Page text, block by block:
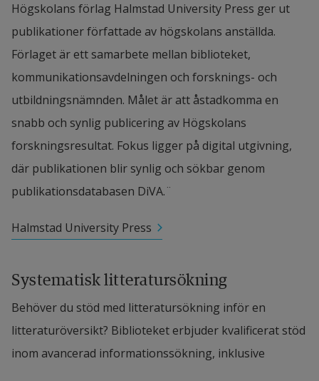
Högskolans förlag Halmstad University Press ger ut
publikationer författade av högskolans anställda.
Förlaget är ett samarbete mellan biblioteket,
kommunikationsavdelningen och forsknings- och
utbildningsnämnden. Målet är att åstadkomma en
snabb och synlig publicering av Högskolans
forskningsresultat. Fokus ligger på digital utgivning,
där publikationen blir synlig och sökbar genom
publikationsdatabasen DiVA.¨
Halmstad University Press
Systematisk litteratursökning
Behöver du stöd med litteratursökning inför en
litteraturöversikt? Biblioteket erbjuder kvalificerat stöd
inom avancerad informationssökning, inklusive